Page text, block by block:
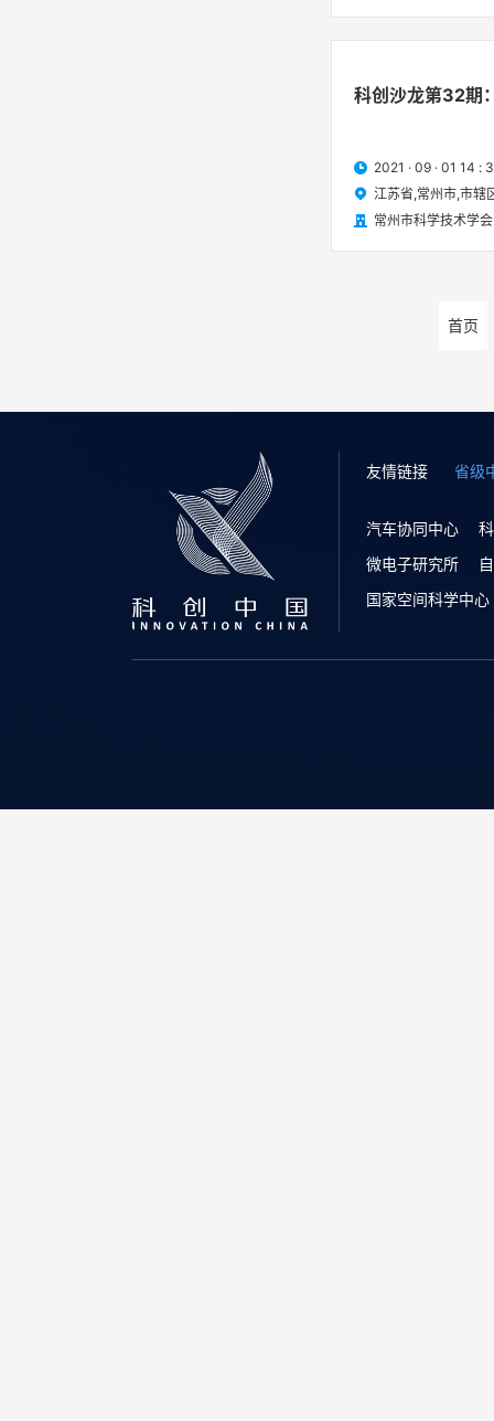
科创沙龙第32期
 2021 · 09 · 01
 江苏省,常州市,市辖
 常州市科学技术学会
首页
友情链接 省级
汽车协同中心
微电子研究所
国家空间科学中心